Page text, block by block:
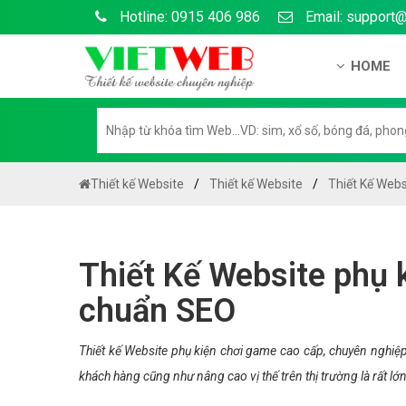
Hotline: 0915 406 986 Email:
HOME
Hướng
Chính
Chính
Thiết kế Website Thiết kế Website Thiết Kế
Thiết Kế Website phụ
chuẩn SEO
Thiết kế Website phụ kiện chơi game cao cấp, chuyên
khách hàng cũng như nâng cao vị thế trên thị trường là rất lớn.